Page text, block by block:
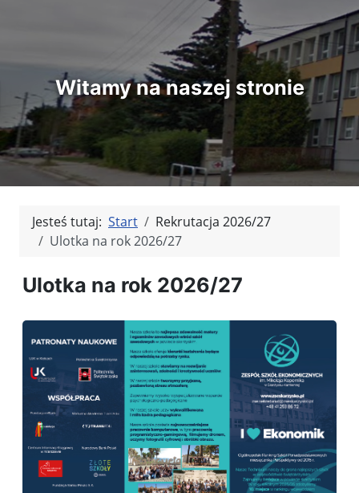
Witamy na naszej stronie
Jesteś tutaj: Start
Rekrutacja 2026/27
Ulotka na rok 2026/27
Ulotka na rok 2026/27